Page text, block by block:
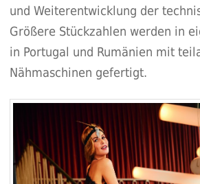
und Weiterentwicklung der
Größere Stückzahlen werden in
in Portugal und Rumänien mit
Nähmaschinen gefertigt.